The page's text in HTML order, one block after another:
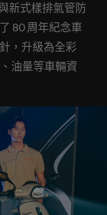
新式樣排氣管防
80 周年紀念車
，升級為全彩
油量等車輛資